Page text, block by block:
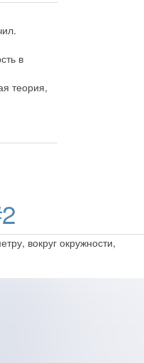
в
теория,
вокруг окружности,